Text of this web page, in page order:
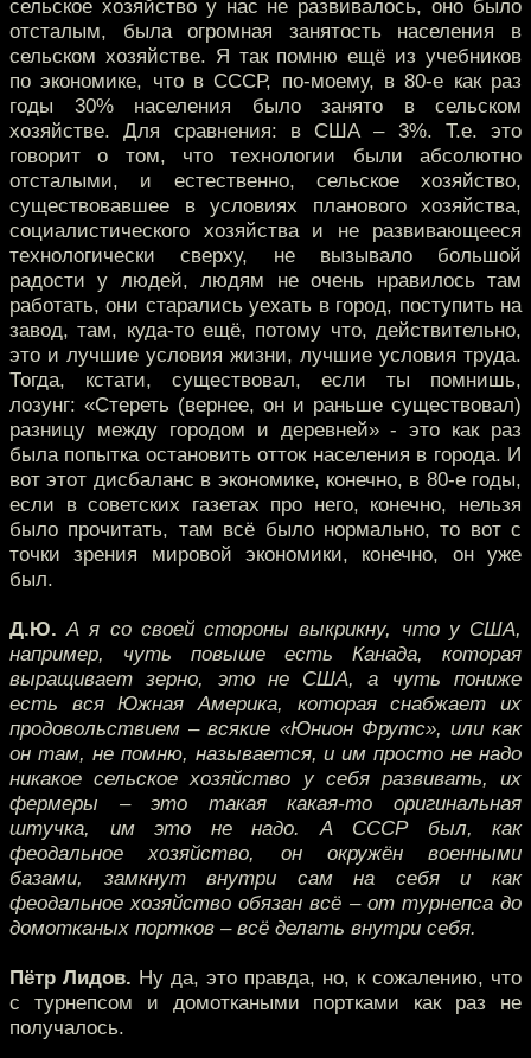
сельское хозяйство у нас не развивалось, оно было
отсталым, была огромная занятость населения в
сельском хозяйстве. Я так помню ещё из учебников
по экономике, что в СССР, по-моему, в 80-е как раз
годы 30% населения было занято в сельском
хозяйстве. Для сравнения: в США – 3%. Т.е. это
говорит о том, что технологии были абсолютно
отсталыми, и естественно, сельское хозяйство,
существовавшее в условиях планового хозяйства,
социалистического хозяйства и не развивающееся
технологически сверху, не вызывало большой
радости у людей, людям не очень нравилось там
работать, они старались уехать в город, поступить на
завод, там, куда-то ещё, потому что, действительно,
это и лучшие условия жизни, лучшие условия труда.
Тогда, кстати, существовал, если ты помнишь,
лозунг: «Стереть (вернее, он и раньше существовал)
разницу между городом и деревней» - это как раз
была попытка остановить отток населения в города. И
вот этот дисбаланс в экономике, конечно, в 80-е годы,
если в советских газетах про него, конечно, нельзя
было прочитать, там всё было нормально, то вот с
точки зрения мировой экономики, конечно, он уже
был.
Д.Ю. А я со своей стороны выкрикну, что у США,
например, чуть повыше есть Канада, которая
выращивает зерно, это не США, а чуть пониже
есть вся Южная Америка, которая снабжает их
продовольствием – всякие «Юнион Фрутс», или как
он там, не помню, называется, и им просто не надо
никакое сельское хозяйство у себя развивать, их
фермеры – это такая какая-то оригинальная
штучка, им это не надо. А СССР был, как
феодальное хозяйство, он окружён военными
базами, замкнут внутри сам на себя и как
феодальное хозяйство обязан всё – от турнепса до
домотканых портков – всё делать внутри себя.
Пётр Лидов. Ну да, это правда, но, к сожалению, что
с турнепсом и домоткаными портками как раз не
получалось.